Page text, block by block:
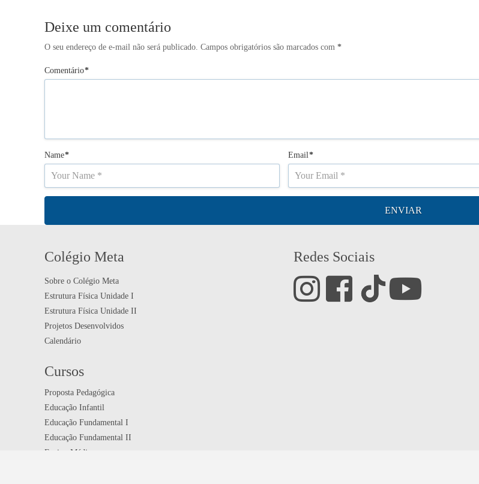
Deixe um comentário
O seu endereço de e-mail não será publicado. Campos obrigatórios são marcados com *
Comentário*
Name* Email*
Colégio Meta
Sobre o Colégio Meta
Estrutura Física Unidade I
Estrutura Física Unidade II
Projetos Desenvolvidos
Calendário
Cursos
Proposta Pedagógica
Educação Infantil
Educação Fundamental I
Educação Fundamental II
Ensino Médio
Redes Sociais